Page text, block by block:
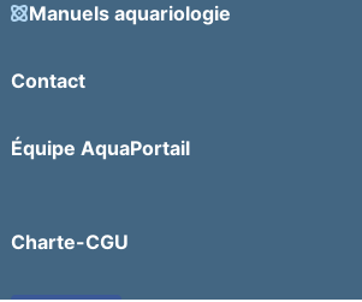
Manuels aquariologie
Contact
Équipe AquaPortail
Charte-CGU